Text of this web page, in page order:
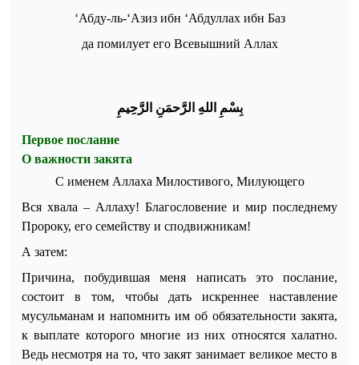
‘Абду-ль-‘Азиз ибн ‘Абдуллах ибн Баз
да помилует его Всевышний Аллах
بسم الله الرحمن الرحيم
Первое послание
О важности закята
С именем Аллаха Милостивого, Милующего
Вся хвала – Аллаху! Благословение и мир последнему
Пророку, его семейству и сподвижникам!
А затем:
Причина, побудившая меня написать это послание,
состоит в том, чтобы дать искреннее наставление
мусульманам и напомнить им об обязательности закята,
к выплате которого многие из них относятсяхалатно.
Ведь несмотря на то, что закят занимает великое место в